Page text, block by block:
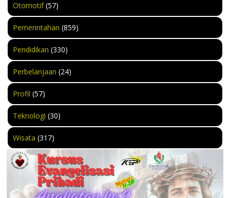
Otomotif(57)
Pemerintahan (859)
Pendidikan (330)
Perbelanjaan (24)
Profil (57)
Teknologi (30)
Wisata (317)